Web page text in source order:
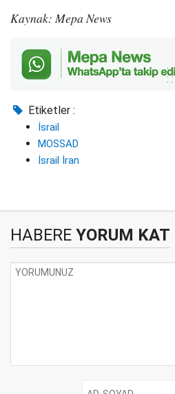
Kaynak: Mepa News
Etiketler :
İsrail
MOSSAD
İsrail İran
HABERE YORUM KAT